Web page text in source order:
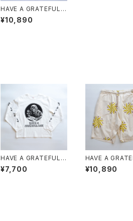
HAVE A GRATEFUL
DAY "AMPLE EASY P
ANTS"
¥10,890
HAVE A GRATEFUL
DAY "L/S SHIRT -PL
AY DEAD"
¥7,700
HAVE A
DAY "BOARD
TS"
¥10,890